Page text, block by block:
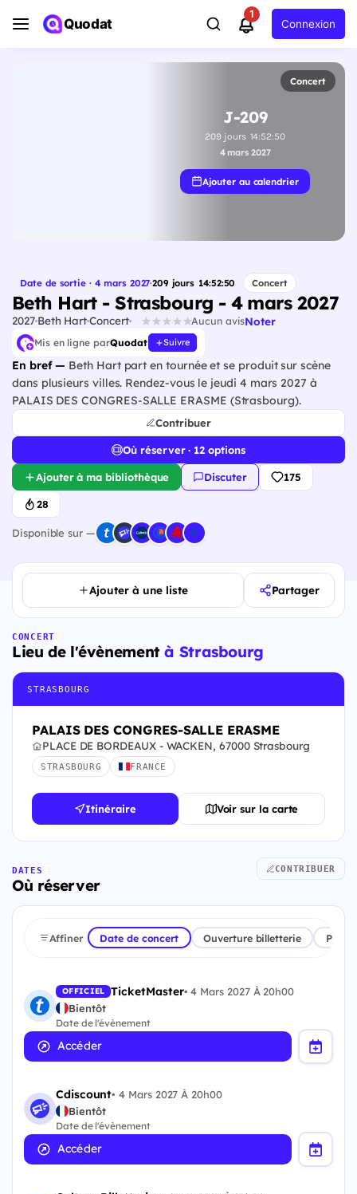
Quodat
1
Connexion
Concert
J-209
209jours 14:52:49
4 mars 2027
Ajouter au calendrier
Date de sortie · 4 mars 2027·209 jours 14:52:49 Concert
Beth Hart - Strasbourg - 4 mars 2027
2027Beth HartConcert Aucun avisNoter
Mis en ligne parQuodat Suivre
En bref — Beth Hart part en tournée et se produit sur scène
dans plusieurs villes. Rendez-vous le jeudi 4 mars 2027 à
PALAIS DES CONGRES-SALLE ERASME (Strasbourg).
Contribuer
Où réserver · 12 options
Ajouter à ma bibliothèque Discuter 175
28
Disponible sur —
Ajouter à une liste Partager
CONCERT
Lieu de l'évènementà Strasbourg
STRASBOURG
PALAIS DES CONGRES-SALLE ERASME
PLACE DE BORDEAUX - WACKEN, 67000 Strasbourg
STRASBOURG FRANCE
Itinéraire Voir sur la carte
DATES
Où réserver
CONTRIBUER
Affiner Date de concert Ouverture billetterie
OFFICIEL TicketMaster•4 Mars 2027 À 20h00
Bientôt
Date de l'évènement
Accéder
Cdiscount•4 Mars 2027 À 20h00
Bientôt
Date de l'évènement
Accéder